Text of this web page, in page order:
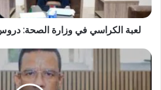
لعبة الكراسي في وزارة الصحة: